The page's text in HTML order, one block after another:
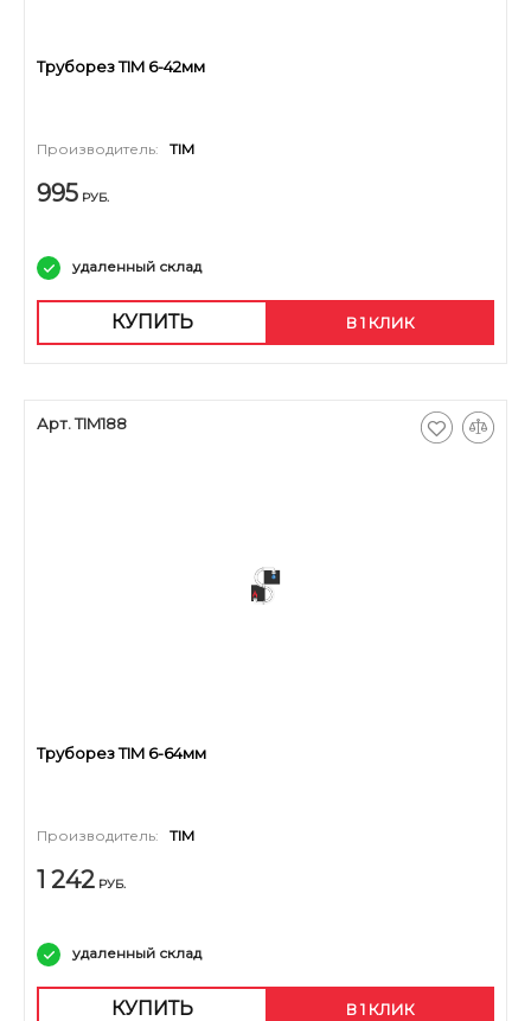
Труборез TIM 6-42мм
Производитель: TIM
995 РУБ.
удаленный склад
КУПИТЬ В 1 КЛИК
Арт. TIM188
Труборез TIM 6-64мм
Производитель: TIM
1 242 РУБ.
удаленный склад
КУПИТЬ В 1 КЛИК